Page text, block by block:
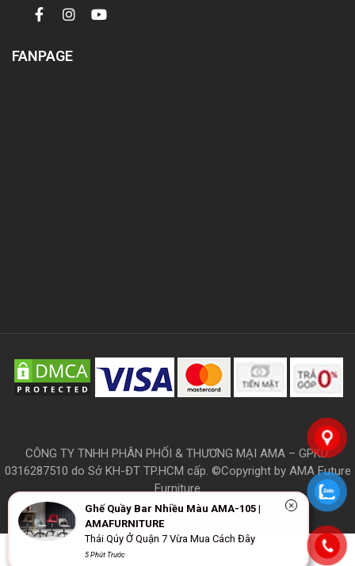
FANPAGE
CÔNG TY TNHH PHÂN PHỐI & THƯƠNG MẠI AMA – GPKD:
0316287510 do Sở KH-ĐT TP.HCM cấp. ©Copyright by AMA Future
Furniture
Ghế Quầy Bar Nhiều Màu AMA-105 |
AMAFURNITURE
Thái Qúy Ở Quận 7 Vừa Mua Cách Đây
5 Phút Trước